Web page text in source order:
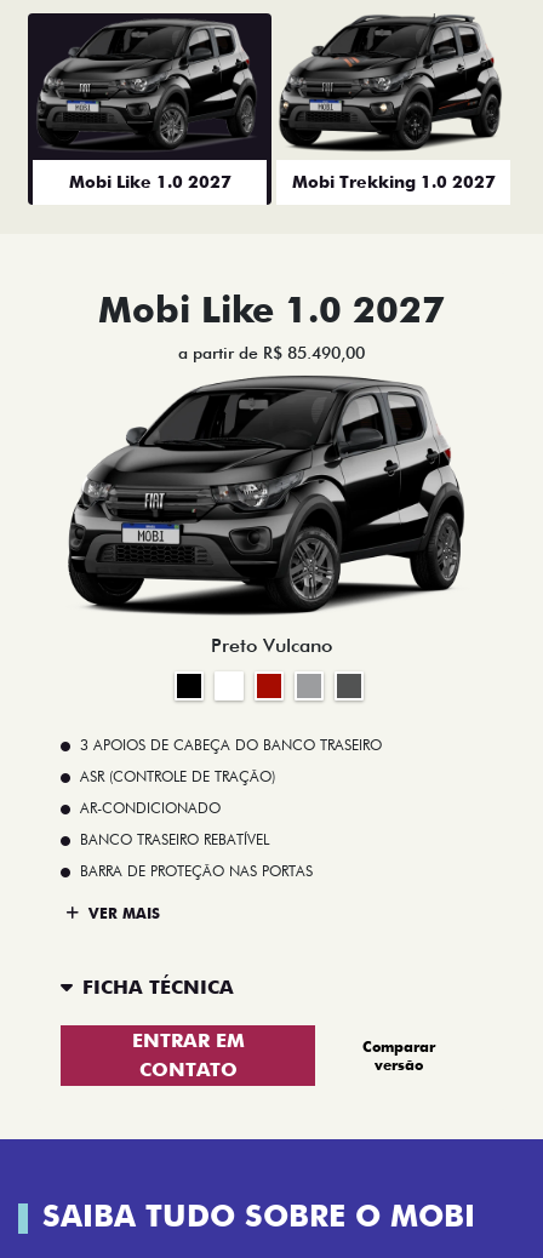
Mobi Like 1.0 2027 Mobi Trekking 1.0 2027
Mobi Like 1.0 2027
a partir de R$ 85.490,00
Preto Vulcano
3 APOIOS DE CABEÇA DO BANCO TRASEIRO
ASR (CONTROLE DE TRAÇÃO)
AR-CONDICIONADO
BANCO TRASEIRO REBATÍVEL
BARRA DE PROTEÇÃO NAS PORTAS
VER MAIS
FICHA TÉCNICA
ENTRAR EM
CONTATO
Comparar
versão
SAIBA TUDO SOBRE O MOBI